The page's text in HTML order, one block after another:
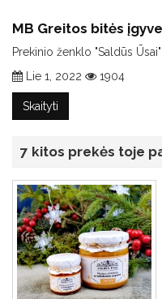
MB Greitos bitės
Prekinio ženklo "Saldūs Ūsai"
Lie 1, 2022
1904
Skaityti
7 kitos prekės toje